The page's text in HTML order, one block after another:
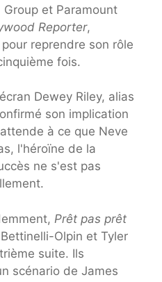
et Paramount
Reporter,
reprendre son rôle
fois.
Dewey Riley, alias
son implication
à ce que Neve
l'héroïne de la
ne s'est pas
Prêt pas prêt
Olpin et Tyler
suite. Ils
scénario de James